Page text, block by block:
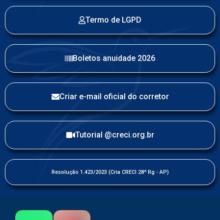
Termo de LGPD
Boletos anuidade 2026
Criar e-mail oficial do corretor
Tutorial @creci.org.br
Resolução 1.423/2023 (Cria CRECI 28ª Rg - AP)